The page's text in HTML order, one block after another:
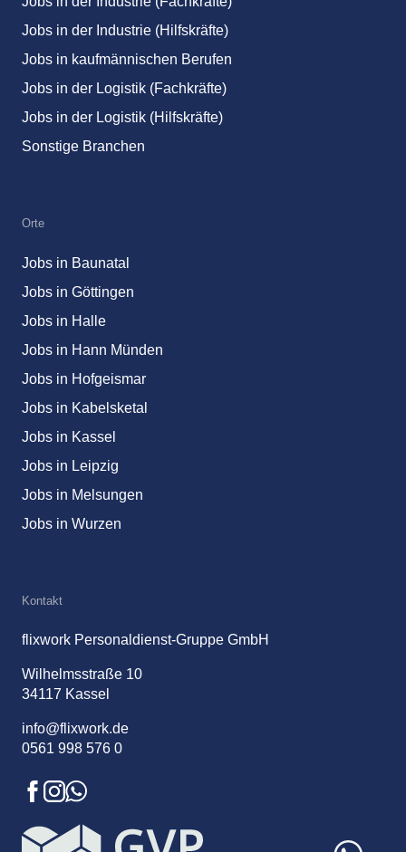
Jobs in der Industrie (Hilfskräfte)
Jobs in kaufmännischen Berufen
Jobs in der Logistik (Fachkräfte)
Jobs in der Logistik (Hilfskräfte)
Sonstige Branchen
Orte
Jobs in Baunatal
Jobs in Göttingen
Jobs in Halle
Jobs in Hann Münden
Jobs in Hofgeismar
Jobs in Kabelsketal
Jobs in Kassel
Jobs in Leipzig
Jobs in Melsungen
Jobs in Wurzen
Kontakt
flixwork Personaldienst-Gruppe GmbH
Wilhelmsstraße 10
34117 Kassel
info@flixwork.de
0561 998 576 0
Facebook